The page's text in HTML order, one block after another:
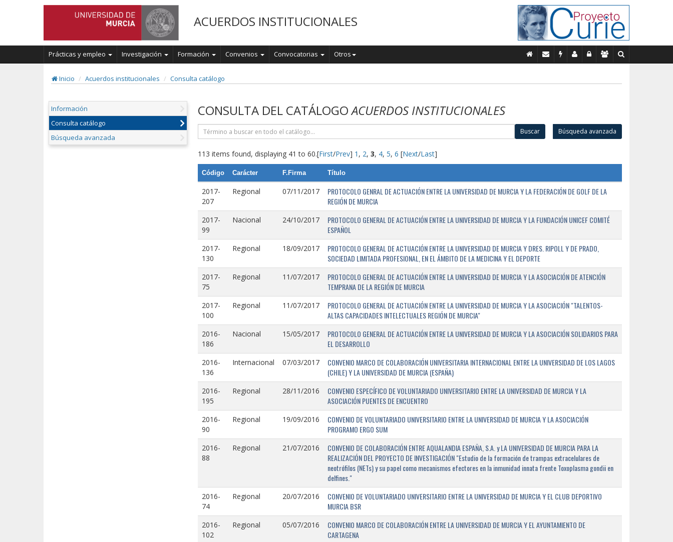
ACUERDOS INSTITUCIONALES
Prácticas y empleo Investigación Formación Convenios Convocatorias Otros
Inicio Acuerdos institucionales Consulta catálogo
Información
Consulta catálogo
Búsqueda avanzada
CONSULTA DEL CATÁLOGOACUERDOS INSTITUCIONALES
Buscar Búsqueda avanzada
113 items found, displaying 41 to 60.[First/Prev] 1 , 2, 3, 4, 5, 6 [Next/Last]
Código Carácter F.Firma Título
2017-
207
Regional 07/11/2017
PROTOCOLO GENRAL DE ACTUACIÓN ENTRE LA UNIVERSIDAD DE MURCIA Y LA FEDERACIÓN DE GOLF DE LA
REGIÓN DE MURCIA
2017-
99
Nacional 24/10/2017
PROTOCOLO GENERAL DE ACTUACIÓN ENTRE LA UNIVERSIDAD DE MURCIA Y LA FUNDACIÓN UNICEF COMITÉ
ESPAÑOL
2017-
130
Regional 18/09/2017
PROTOCOLO GENERAL DE ACTUACIÓN ENTRE LA UNIVERSIDAD DE MURCIA Y DRES. RIPOLL Y DE PRADO,
SOCIEDAD LIMITADA PROFESIONAL, EN EL ÁMBITO DE LA MEDICINA Y EL DEPORTE
2017-
75
Regional 11/07/2017
PROTOCOLO GENERAL DE ACTUACIÓN ENTRE LA UNIVERSIDAD DE MURCIA Y LA ASOCIACIÓN DE ATENCIÓN
TEMPRANA DE LA REGIÓN DE MURCIA
2017-
100
Regional 11/07/2017
PROTOCOLO GENERAL DE ACTUACIÓN ENTRE LA UNIVERSIDAD DE MURCIA Y LA ASOCIACIÓN "TALENTOS-
ALTAS CAPACIDADES INTELECTUALES REGIÓN DE MURCIA"
2016-
186
Nacional 15/05/2017
PROTOCOLO GENERAL DE ACTUACIÓN ENTRE LA UNIVERSIDAD DE MURCIA Y LA ASOCIACIÓN SOLIDARIOS PARA
EL DESARROLLO
2016-
136
Internacional 07/03/2017
CONVENIO MARCO DE COLABORACIÓN UNIVERSITARIA INTERNACIONAL ENTRE LA UNIVERSIDAD DE LOS LAGOS
(CHILE) Y LA UNIVERSIDAD DE MURCIA (ESPAÑA)
2016-
195
Regional 28/11/2016
CONVENIO ESPECÍFICO DE VOLUNTARIADO UNIVERSITARIO ENTRE LA UNIVERSIDAD DE MURCIA Y LA
ASOCIACIÓN PUENTES DE ENCUENTRO
2016-
90
Regional 19/09/2016
CONVENIO DE VOLUNTARIADO UNIVERSITARIO ENTRE LA UNIVERSIDAD DE MURCIA Y LA ASOCIACIÓN
PROGRAMO ERGO SUM
2016-
88
Regional 21/07/2016
CONVENIO DE COLABORACIÓN ENTRE AQUALANDIA ESPAÑA, S.A. y LA UNIVERSIDAD DE MURCIA PARA LA
REALIZACIÓN DEL PROYECTO DE INVESTIGACIÓN "Estudio de la formación de trampas extracelulares de
neotrófilos (NETs) y su papel como mecanismos efectores en la inmunidad innata frente Toxoplasma gondii en
delfines."
2016-
74
Regional 20/07/2016
CONVENIO DE VOLUNTARIADO UNIVERSITARIO ENTRE LA UNIVERSIDAD DE MURCIA Y EL CLUB DEPORTIVO
MURCIA BSR
2016-
102
Regional 05/07/2016
CONVENIO MARCO DE COLABORACIÓN ENTRE LA UNIVERSIDAD DE MURCIA Y EL AYUNTAMIENTO DE
CARTAGENA